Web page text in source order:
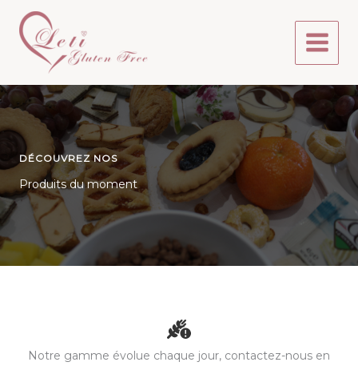
contenu
DÉCOUVREZ NOS
Produits du moment
Notre gamme évolue chaque jour, contactez-nous en